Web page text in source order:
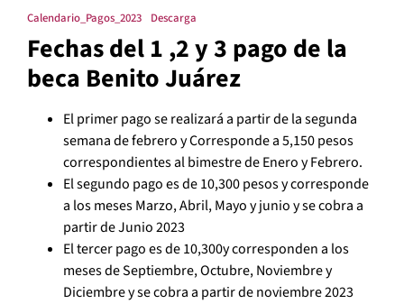
Calendario_Pagos_2023 Descarga
Fechas del 1 ,2 y 3 pago de la
beca Benito Juárez
El primer pago se realizará a partir de la segunda
semana de febrero y Corresponde a 5,150 pesos
correspondientes al bimestre de Enero y Febrero.
El segundo pago es de 10,300 pesos y corresponde
a los meses Marzo, Abril, Mayo y junio y se cobra a
partir de Junio 2023
El tercer pago es de 10,300y corresponden a los
meses de Septiembre, Octubre, Noviembre y
Diciembre y se cobra a partir de noviembre 2023